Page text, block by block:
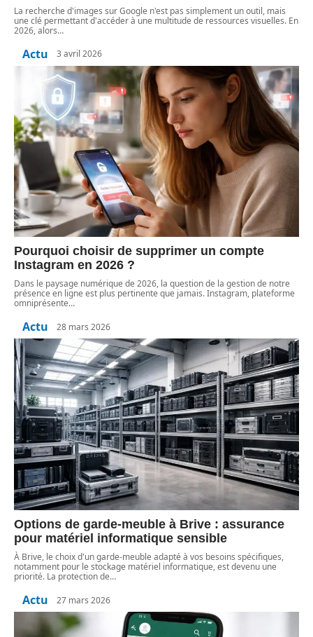
La recherche d'images sur Google n'est pas simplement un outil, mais
une clé permettant d'accéder à une multitude de ressources visuelles. En
2026, alors…
Actu 3 avril 2026
Pourquoi choisir de supprimer un compte
Instagram en 2026 ?
Dans le paysage numérique de 2026, la question de la gestion de notre
présence en ligne est plus pertinente que jamais. Instagram, plateforme
omniprésente…
Actu 28 mars 2026
Options de garde-meuble à Brive : assurance
pour matériel informatique sensible
À Brive, le choix d'un garde-meuble adapté à vos besoins spécifiques,
notamment pour le stockage matériel informatique, est devenu une
priorité. La protection de…
Actu 27 mars 2026